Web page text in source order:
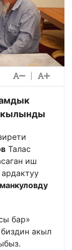
кылынды
Талас
иш
бар»
акыл